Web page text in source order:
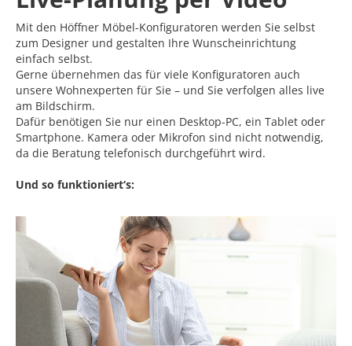
Mit den Höffner Möbel-Konfiguratoren werden Sie selbst
zum Designer und gestalten Ihre Wunscheinrichtung
einfach selbst.
Gerne übernehmen das für viele Konfiguratoren auch
unsere Wohnexperten für Sie – und Sie verfolgen alles live
am Bildschirm.
Dafür benötigen Sie nur einen Desktop-PC, ein Tablet oder
Smartphone. Kamera oder Mikrofon sind nicht notwendig,
da die Beratung telefonisch durchgeführt wird.
Und so funktioniert‘s: